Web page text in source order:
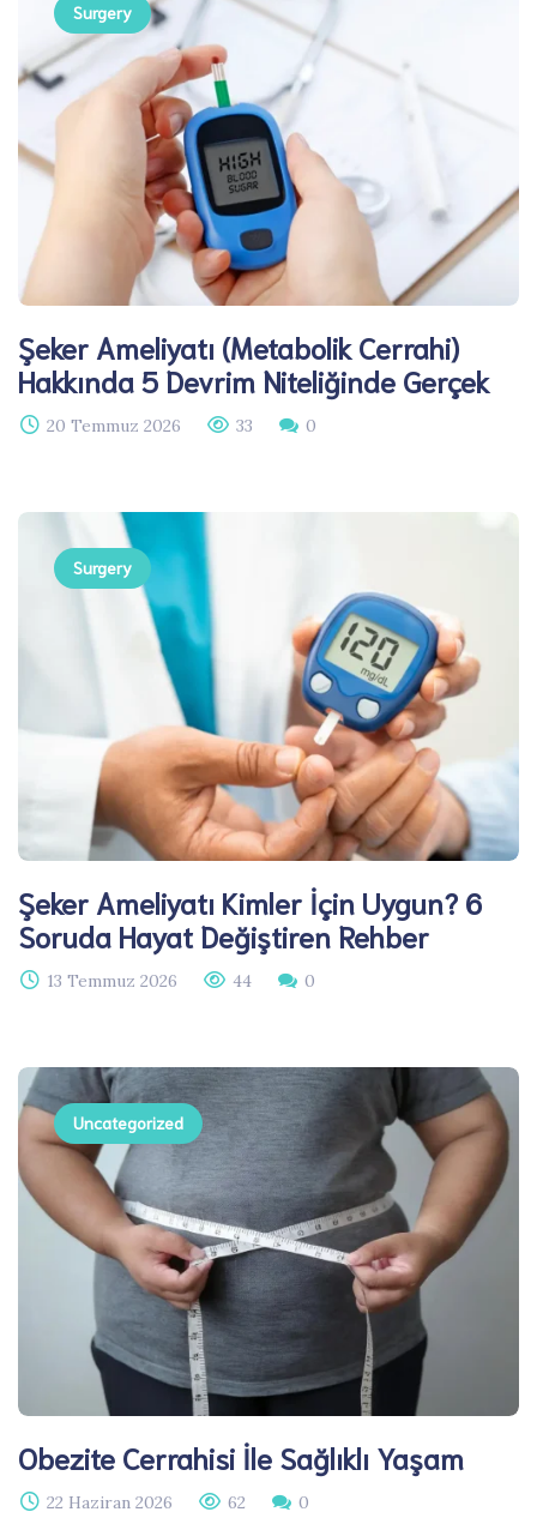
Surgery
Şeker Ameliyatı (Metabolik Cerrahi)
Hakkında 5 Devrim Niteliğinde Gerçek
20 Temmuz 2026 33 0
Surgery
Şeker Ameliyatı Kimler İçin Uygun? 6
Soruda Hayat Değiştiren Rehber
13 Temmuz 2026 44 0
Uncategorized
Obezite Cerrahisi İle Sağlıklı Yaşam
22 Haziran 2026 62 0